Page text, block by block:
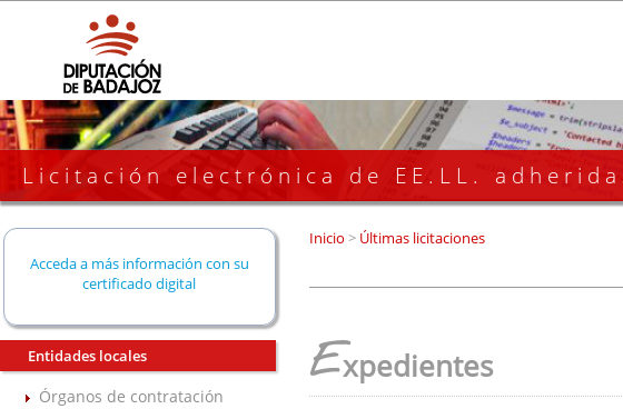
Licitación electrónica de EE.LL.
Acceda a más información con su
certificado digital
Entidades locales
Órganos de contratación
Inicio >Últimas licitaciones
Expedientes